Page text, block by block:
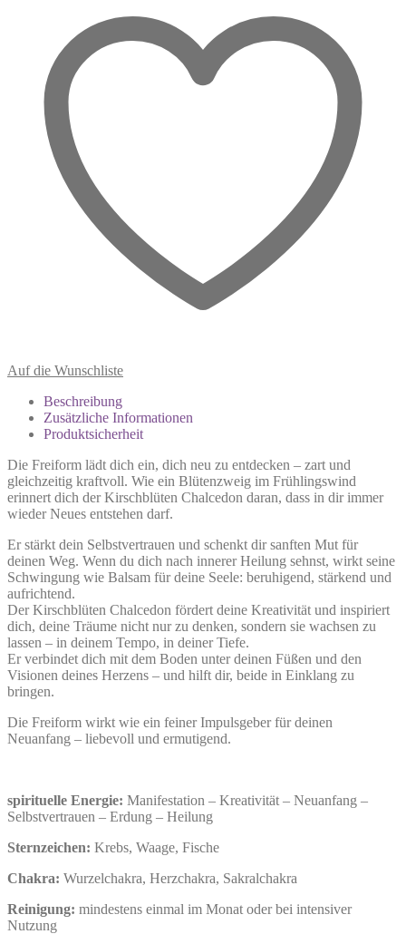
Auf die Wunschliste
Beschreibung
Zusätzliche Informationen
Produktsicherheit
Die Freiform lädt dich ein, dich neu zu entdecken – zart und
gleichzeitig kraftvoll. Wie ein Blütenzweig im Frühlingswind
erinnert dich der Kirschblüten Chalcedon daran, dass in dir immer
wieder Neues entstehen darf.
Er stärkt dein Selbstvertrauen und schenkt dir sanften Mut für
deinen Weg. Wenn du dich nach innerer Heilung sehnst, wirkt seine
Schwingung wie Balsam für deine Seele: beruhigend, stärkend und
aufrichtend.
Der Kirschblüten Chalcedon fördert deine Kreativität und inspiriert
dich, deine Träume nicht nur zu denken, sondern sie wachsen zu
lassen – in deinem Tempo, in deiner Tiefe.
Er verbindet dich mit dem Boden unter deinen Füßen und den
Visionen deines Herzens – und hilft dir, beide in Einklang zu
bringen.
Die Freiform wirkt wie ein feiner Impulsgeber für deinen
Neuanfang – liebevoll und ermutigend.
spirituelle Energie: Manifestation – Kreativität – Neuanfang –
Selbstvertrauen – Erdung – Heilung
Sternzeichen: Krebs, Waage, Fische
Chakra: Wurzelchakra, Herzchakra, Sakralchakra
Reinigung: mindestens einmal im Monat oder bei intensiver
Nutzung